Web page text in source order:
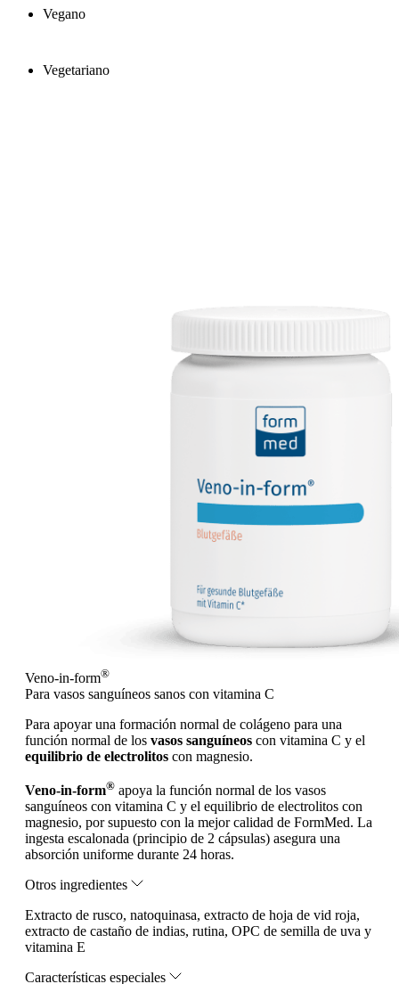
Vegano
Vegetariano
Veno-in-form®
Para vasos sanguíneos sanos con vitamina C
Para apoyar una formación normal de colágeno para una
función normal de los vasos sanguíneos con vitamina C y el
equilibrio de electrolitos con magnesio.
Veno-in-form® apoya la función normal de los vasos
sanguíneos con vitamina C y el equilibrio de electrolitos con
magnesio, por supuesto con la mejor calidad de FormMed. La
ingesta escalonada (principio de 2 cápsulas) asegura una
absorción uniforme durante 24 horas.
Otros ingredientes
Extracto de rusco, natoquinasa, extracto de hoja de vid roja,
extracto de castaño de indias, rutina, OPC de semilla de uva y
vitamina E
Características especiales